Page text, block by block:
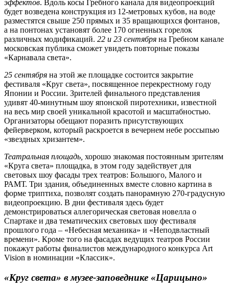
эффектов. Вдоль косы Гребного канала для видеопроекций
будет возведена конструкция из 12-метровых кубов, на воде
разместятся свыше 250 прямых и 35 вращающихся фонтанов,
а на понтонах установят более 170 огненных горелок
различных модификаций. 22 и 23 сентября на Гребном канале
московская публика сможет увидеть повторные показы
«Карнавала света».
25 сентября на этой же площадке состоится закрытие
фестиваля «Круг света», посвященное перекрестному году
Японии и России. Зрителей финального представления
удивят 40-минутным шоу японской пиротехники, известной
на весь мир своей уникальной красотой и масштабностью.
Организаторы обещают поразить присутствующих
фейерверком, который раскроется в вечернем небе россыпью
«звездных хризантем».
Театральная площадь, хорошо знакомая постоянным зрителям
«Круга света» площадка, в этом году задействует для
световых шоу фасады трех театров: Большого, Малого и
РАМТ. Три здания, объединенных вместе словно картина в
форме триптиха, позволят создать панорамную 270-градусную
видеопроекцию. В дни фестиваля здесь будет
демонстрироваться аллегорическая световая новелла о
Спартаке и два тематических световых шоу фестиваля
прошлого года – «Небесная механика» и «Неподвластный
времени». Кроме того на фасадах ведущих театров России
покажут работы финалистов международного конкурса Art
Vision в номинации «Классик».
«Круг света» в музее-заповеднике «Царицыно»